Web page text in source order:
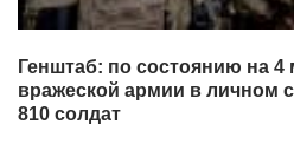
Генштаб: по состоянию на
вражеской армии в личном
810 солдат